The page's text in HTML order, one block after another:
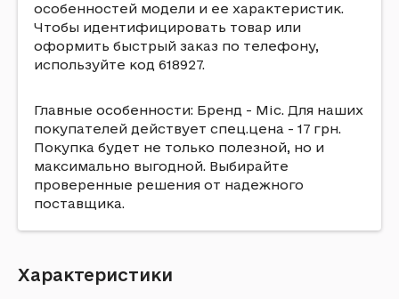
особенностей модели и ее характеристик.
Чтобы идентифицировать товар или
оформить быстрый заказ по телефону,
используйте код 618927.
Главные особенности: Бренд - Mic. Для наших
покупателей действует спец.цена - 17 грн.
Покупка будет не только полезной, но и
максимально выгодной. Выбирайте
проверенные решения от надежного
поставщика.
Характеристики